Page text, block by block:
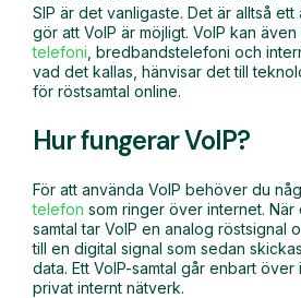
SIP är det vanligaste. Det är alltså
gör att VoIP är möjligt. VoIP kan
telefoni , bredbandstelefoni och
vad det kallas, hänvisar det till
för röstsamtal online.
Hur fungerar VoIP?
För att använda VoIP behöver du
telefon som ringer över internet. När
samtal tar VoIP en analog röstsignal
till en digital signal som sedan
data. Ett VoIP-samtal går enbart
privat internt nätverk.